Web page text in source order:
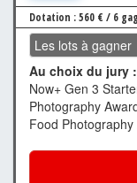
Dotation : 560 € / 6
Les lots à gagner
Au choix du jury :
Now+ Gen 3
Photography
Food